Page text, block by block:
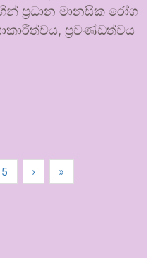
ප්‍රධාන මානසික රෝග
ප්‍රචණ්ඩත්වය
5 › »